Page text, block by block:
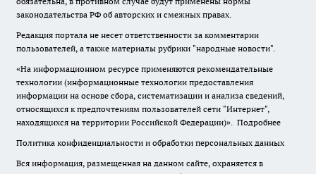
законодательства РФ об авторских и смежных правах.
Редакция портала не несет ответственности за комментарии
пользователей, а также материалы рубрики "народные новости".
«На информационном ресурсе применяются рекомендательные
технологии (информационные технологии предоставления
информации на основе сбора, систематизации и анализа сведений,
относящихся к предпочтениям пользователей сети "Интернет",
находящихся на территории Российской Федерации)». Подробнее
Политика конфиденциальности и обработки персональных данных
Вся информация, размещенная на данном сайте, охраняется в